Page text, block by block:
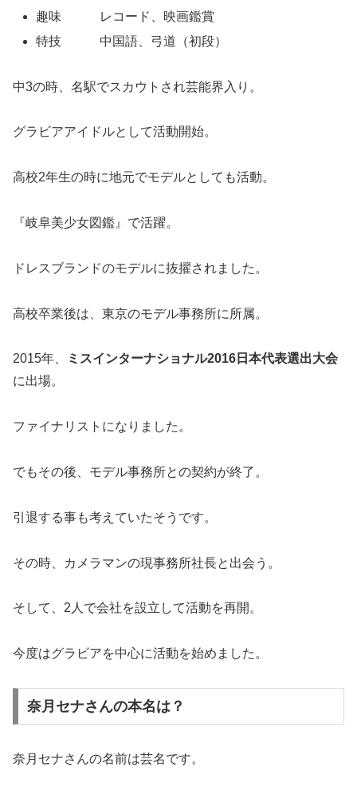
趣味 レコード、映画鑑賞
特技 中国語、弓道（初段）
中3の時、名駅でスカウトされ芸能界入り。
グラビアアイドルとして活動開始。
高校2年生の時に地元でモデルとしても活動。
『岐阜美少女図鑑』で活躍。
ドレスブランドのモデルに抜擢されました。
高校卒業後は、東京のモデル事務所に所属。
2015年、
ミスインターナショナル2016日本代表選出大会
に出場。
ファイナリストになりました。
でもその後、モデル事務所との契約が終了。
引退する事も考えていたそうです。
その時、カメラマンの現事務所社長と出会う。
そして、2人で会社を設立して活動を再開。
今度はグラビアを中心に活動を始めました。
奈月セナさんの本名は？
奈月セナさんの名前は芸名です。